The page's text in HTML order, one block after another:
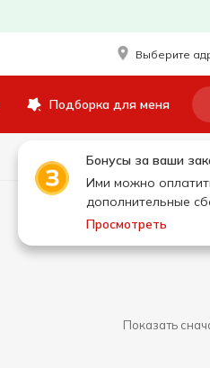
Выберите
Подборка для меня
Бонусы за ваши
Ими можно
дополнительные
Просмотреть
Показать